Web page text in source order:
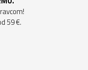
59 €.